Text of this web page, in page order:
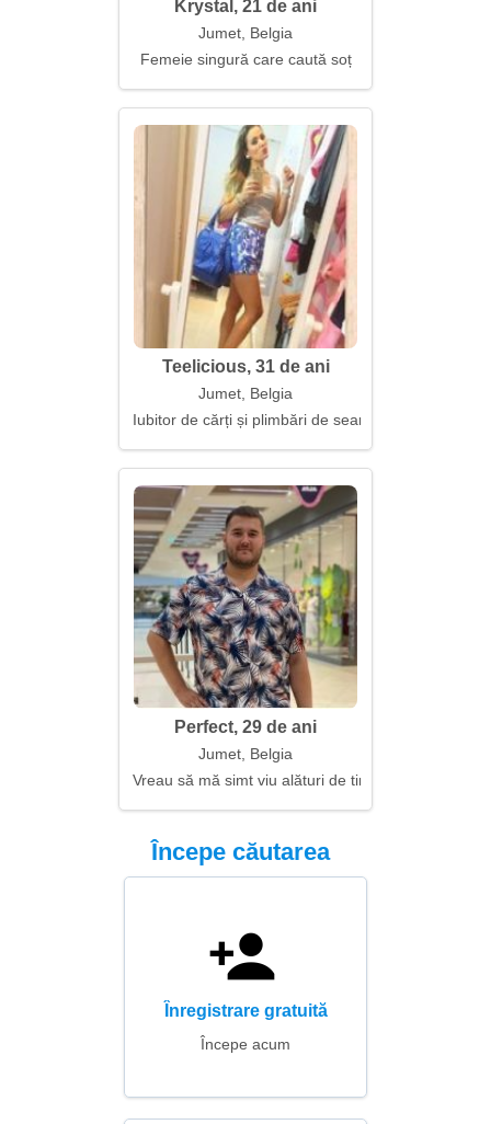
Krystal, 21 de ani
Jumet, Belgia
Femeie singură care caută soț
Teelicious, 31 de ani
Jumet, Belgia
Iubitor de cărți și plimbări de seară
Perfect, 29 de ani
Jumet, Belgia
Vreau să mă simt viu alături de tine
Începe căutarea
Înregistrare gratuită
Începe acum